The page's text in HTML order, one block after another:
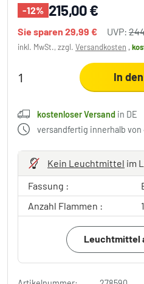
-12% 215,00 €
Sie sparen 29,99 € UVP:
inkl. MwSt., zzgl. Versandkosten ,
In
kostenloser Versand in DE
versandfertig innerhalb von
Kein Leuchtmittel im
Fassung :
Anzahl Flammen :
1
Leuchtmittel